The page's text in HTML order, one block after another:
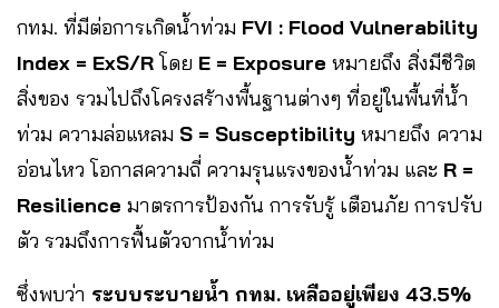
กทม. ที่มีต่อการเกิดน้ำท่วม FVI : Flood Vulnerability
Index = ExS/Rโดย E = Exposure หมายถึง สิ่งมีชีวิต
สิ่งของ รวมไปถึงโครงสร้างพื้นฐานต่างๆ ที่อยู่ในพื้นที่น้ำ
ท่วม ความล่อแหลม S = Susceptibility หมายถึง ความ
อ่อนไหว โอกาสความถี่ ความรุนแรงของน้ำท่วม และ R =
Resilience มาตรการป้องกัน การรับรู้ เตือนภัย การปรับ
ตัว รวมถึงการฟื้นตัวจากน้ำท่วม
ซึ่งพบว่า ระบบระบายน้ำ กทม. เหลืออยู่เพียง 43.5%